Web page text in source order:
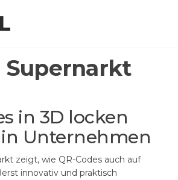
Supernarkt
in 3D locken
Unternehmen
zeigt, wie QR-Codes auch auf
innovativ und praktisch